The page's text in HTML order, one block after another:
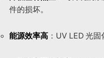
件的损坏。
能源效率高 ：UV LED 光